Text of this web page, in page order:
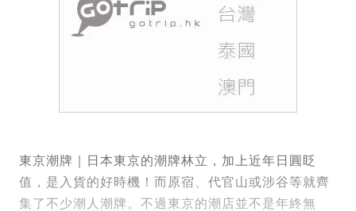
東京潮牌｜日本東京的潮牌林立，加上近年日圓眨
值，是入貨的好時機！而原宿、代官山或涉谷等就齊
集了不少潮人潮牌。不過東京的潮店並不是年終無